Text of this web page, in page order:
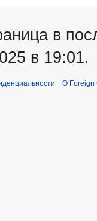
в
в 19:01.
О Foreign